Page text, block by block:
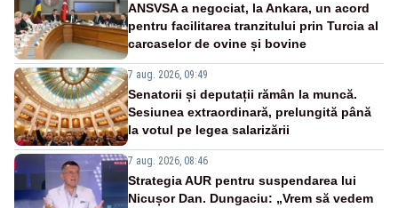
ANSVSA a negociat, la Ankara, un acord
pentru facilitarea tranzitului prin Turcia al
carcaselor de ovine și bovine
7 aug. 2026, 09:49
Senatorii și deputații rămân la muncă.
Sesiunea extraordinară, prelungită până
la votul pe legea salarizării
7 aug. 2026, 08:46
Strategia AUR pentru suspendarea lui
Nicușor Dan. Dungaciu: „Vrem să vedem